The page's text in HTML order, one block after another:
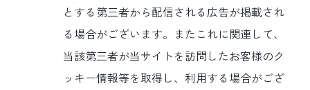
とする第三者から配信される広告が掲載され
る場合がございます。またこれに関連して、
当該第三者が当サイトを訪問したお客様のク
ッキー情報等を取得し、利用する場合がござ